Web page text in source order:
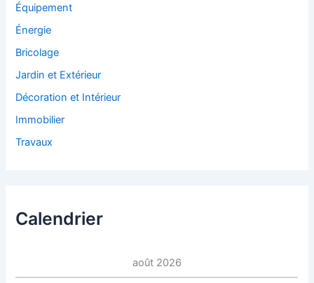
:Équipement
Énergie
Bricolage
Jardin et Extérieur
Décoration et Intérieur
Immobilier
Travaux
Calendrier
août 2026